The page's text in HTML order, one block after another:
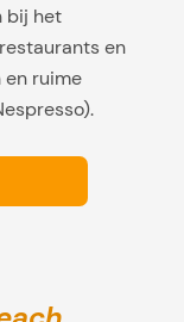
bij het
en
ruime